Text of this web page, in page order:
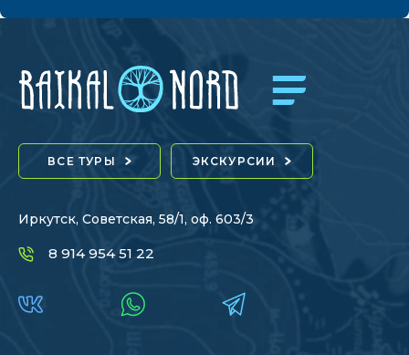
ВСЕ ТУРЫ ЭКСКУРСИИ
Иркутск, Советская, 58/1, оф. 603/3
8 914 954 51 22